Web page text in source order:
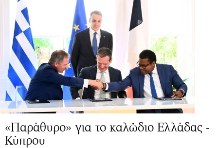
«Παράθυρο» για το καλώδιο Ελλάδας -
Κύπρου